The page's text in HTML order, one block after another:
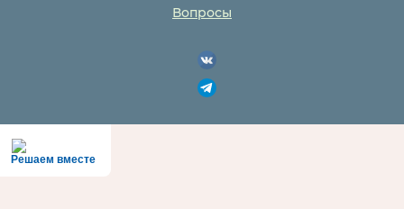
Вопросы
Решаем вместе